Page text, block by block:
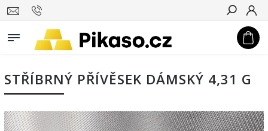
Hledat
STŘÍBRNÝ PŘÍVĚSEK DÁMSKÝ 4,31 G